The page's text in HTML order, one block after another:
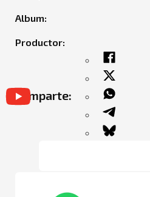
Album:
Productor:
Comparte: